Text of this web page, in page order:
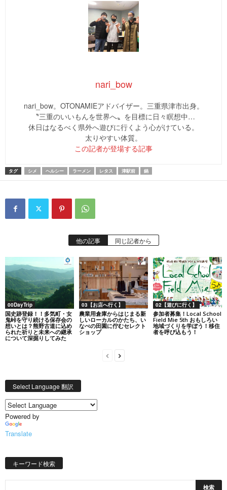
nari_bow
nari_bow。OTONAMIEアドバイザー。三重県津市出身。
〝三重のいいもんを世界へ〟を目標に日々瞑想中…
休日はなるべく県外へ遊びに行くよう心がけている。
太りやすい体質。
この記者が登場する記事
タグ シメ ヘルシー ラーメン レタス 津駅前 鍋
他の記事 同じ記者から
00DayTrip
国史跡登録！！多気町・女
鬼峠を守り続ける保存会の
想いとは？熊野古道に込め
られた祈りと未来への継承
について深掘りしてみた
03【お店へ行く】
農業用倉庫からはじまる新
しいローカルのかたち、い
なべの田園に佇むセレクト
ショップ
02【遊びに行く】
参加者募集！Local School
Field Mie 5th おもしろい
地域づくりを学ぼう！移住
者を呼び込もう！
Select Language 翻訳
Powered by
Translate
キーワード検索